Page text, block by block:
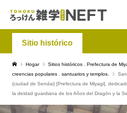
Sitio histórico
Hogar Sitios históricos Prefectura de
creencias populares
santuarios y templos.
(ciudad de Sendai) [Prefectura de Miyagi],
la deidad guardiana de los Años del Dragón y la